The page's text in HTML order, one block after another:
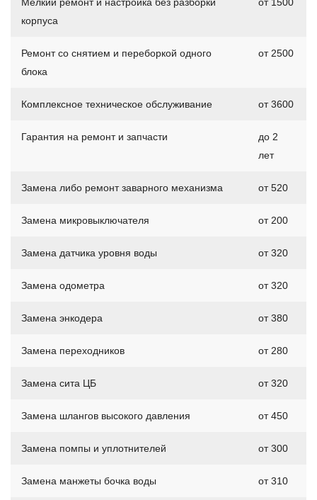
Мелкий ремонт и настройка без разборки
корпуса
от 1500
Ремонт со снятием и переборкой одного
блока
от 2500
Комплексное техническое обслуживание от 3600
Гарантия на ремонт и запчасти
до 2
лет
Замена либо ремонт заварного механизма от 520
Замена микровыключателя от 200
Замена датчика уровня воды от 320
Замена одометра от 320
Замена энкодера от 380
Замена переходников от 280
Замена сита ЦБ от 320
Замена шлангов высокого давления от 450
Замена помпы и уплотнителей от 300
Замена манжеты бочка воды от 310